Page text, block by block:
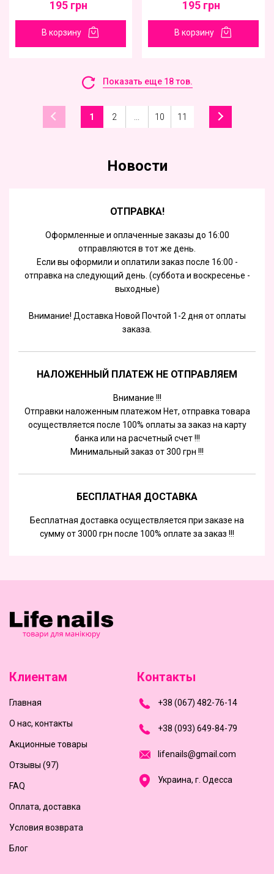
195 грн
В корзину
195 грн
В корзину
Показать еще 18 тов.
1 2 10 11
Новости
ОТПРАВКА!
Оформленные и оплаченные заказы до 16:00
отправляются в тот же день.
Если вы оформили и оплатили заказ после 16:00 -
отправка на следующий день. (суббота и воскресенье -
выходные)
Внимание! Доставка Новой Почтой 1-2 дня от оплаты
заказа.
НАЛОЖЕННЫЙ ПЛАТЕЖ НЕ ОТПРАВЛЯЕМ
Внимание !!!
Отправки наложенным платежом Нет, отправка товара
осуществляется после 100% оплаты за заказ на карту
банка или на расчетный счет !!!
Минимальный заказ от 300 грн !!!
БЕСПЛАТНАЯ ДОСТАВКА
Бесплатная доставка осуществляется при заказе на
сумму от 3000 грн после 100% оплате за заказ !!!
Клиентам
Главная
О нас, контакты
Акционные товары
Отзывы (97)
FAQ
Оплата, доставка
Условия возврата
Блог
Контакты
+38 (067) 482-76-14
+38 (093) 649-84-79
ifenai s@gmai com
Украина, г. Одесса